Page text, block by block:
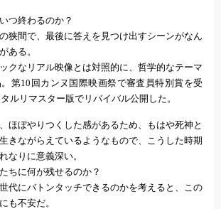
つ終わるのか？
狭間で、最後に答えを見つけ出すシーンがなん
ある。
クなリアル映像とは対照的に、哲学的なテーマ
第10回カンヌ国際映画祭で審査員特別賞を受
ルリマスター版でリバイバル公開した。
ほぼやりつくした感があるため、もはや死神と
きながらえているようなもので、こうした時期
なりに意義深い。
ちに何が残せるのか？
代にバトンタッチできるのかを考えると、この
も不安だ。